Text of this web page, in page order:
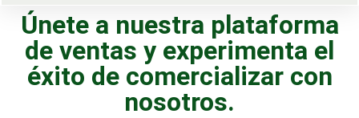
Únete a nuestra plataforma
de ventas y experimenta el
éxito de comercializar con
nosotros.